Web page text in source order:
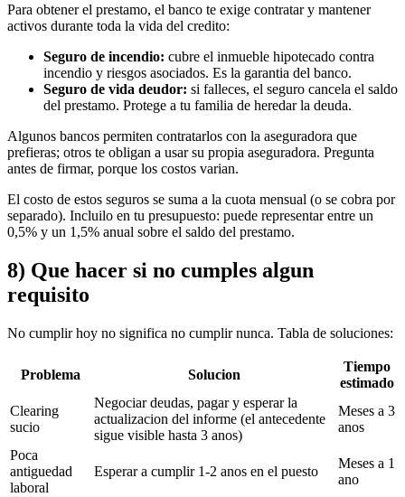
Para obtener el prestamo, el banco te exige contratar y mantener
activos durante toda la vida del credito:
Seguro de incendio: cubre el inmueble hipotecado contra
incendio y riesgos asociados. Es la garantia del banco.
Seguro de vida deudor: si falleces, el seguro cancela el saldo
del prestamo. Protege a tu familia de heredar la deuda.
Algunos bancos permiten contratarlos con la aseguradora que
prefieras; otros te obligan a usar su propia aseguradora. Pregunta
antes de firmar, porque los costos varian.
El costo de estos seguros se suma a la cuota mensual (o se cobra por
separado). Incluilo en tu presupuesto: puede representar entre un
0,5% y un 1,5% anual sobre el saldo del prestamo.
8) Que hacer si no cumples algun
requisito
No cumplir hoy no significa no cumplir nunca. Tabla de soluciones:
Problema Solucion
Tiempo
estimado
Clearing
sucio
Negociar deudas, pagar y esperar la
actualizacion del informe (el antecedente
sigue visible hasta 3 anos)
Meses a 3
anos
Poca
antiguedad
laboral
Esperar a cumplir 1-2 anos en el puesto
Meses a 1
ano